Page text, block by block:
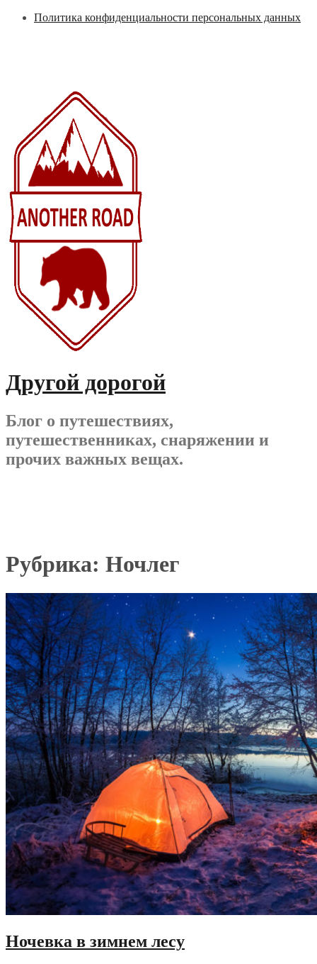
ПерейтиПолитика конфиденциальности персональных данных
Другой дорогой
Блог о путешествиях,
путешественниках, снаряжении и
прочих важных вещах.
Рубрика: Ночлег
Ночевка в зимнем лесу